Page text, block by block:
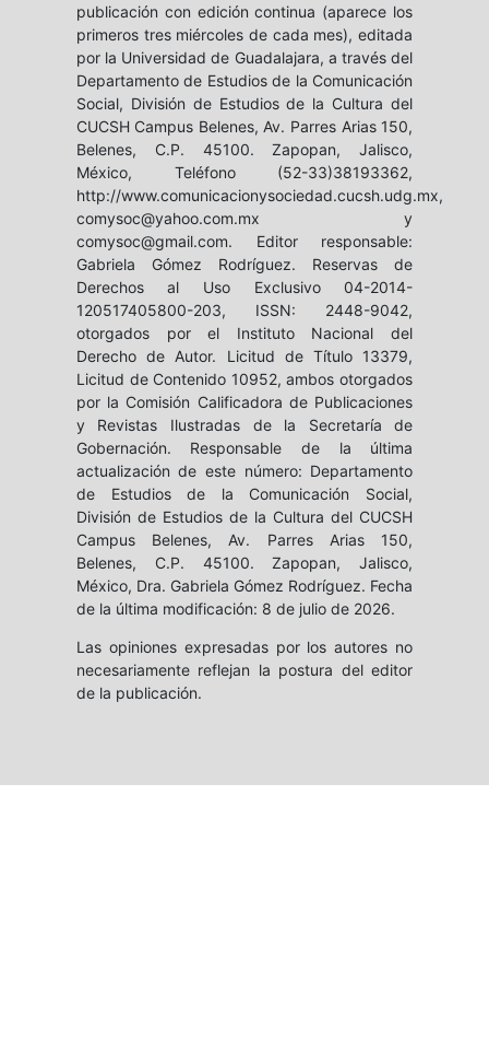
publicación con edición continua (aparece los
primeros tres miércoles de cada mes), editada
por la Universidad de Guadalajara, a través del
Departamento de Estudios de la Comunicación
Social, División de Estudios de la Cultura del
CUCSH Campus Belenes, Av. Parres Arias 150,
Belenes, C.P. 45100. Zapopan, Jalisco,
México, Teléfono (52-33)38193362,
http://www.comunicacionysociedad.cucsh.udg.mx,
comysoc@yahoo.com.mx y
comysoc@gmail.com. Editor responsable:
Gabriela Gómez Rodríguez. Reservas de
Derechos al Uso Exclusivo 04-2014-
120517405800-203, ISSN: 2448-9042,
otorgados por el Instituto Nacional del
Derecho de Autor. Licitud de Título 13379,
Licitud de Contenido 10952, ambos otorgados
por la Comisión Calificadora de Publicaciones
y Revistas Ilustradas de la Secretaría de
Gobernación. Responsable de la última
actualización de este número: Departamento
de Estudios de la Comunicación Social,
División de Estudios de la Cultura del CUCSH
Campus Belenes, Av. Parres Arias 150,
Belenes, C.P. 45100. Zapopan, Jalisco,
México, Dra. Gabriela Gómez Rodríguez. Fecha
de la última modificación: 8 de julio de 2026.
Las opiniones expresadas por los autores no
necesariamente reflejan la postura del editor
de la publicación.